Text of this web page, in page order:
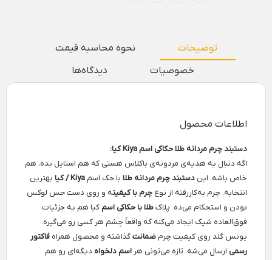
توضیحات
نحوه محاسبه قیمت
خصوصیات
دیدگاه‌ها
اطلاعات محصول
دستبند چرم مردانه طلا حکاکی اسم Kiya کیا:
اگه دنبال یه هدیه‌ی مردونه‌ی باکلاس هستی که هم استایل بده، هم
خاص باشه، این دستبند چرم مردانه طلا با حک اسم Kiya / کیا
بهترین
انتخابه. چرم به‌کاررفته از نوع چرم با کیفیته و روی دست حس لوکس
بودن و استحکام می‌ده. پلاکطلا با حکاکی اسم کیا هم یه جزئیات
فوق‌العاده شیک ایجاد می‌کنه که واقعاً چشم هر کسی رو می‌گیره.
یونس گلد روی کیفیت چرم ضمانتگذاشته و محصول همراه فاکتور
رسمی ارسال می‌شه. تازه می‌تونی هر اسم دلخواه دیگه‌ای رو هم